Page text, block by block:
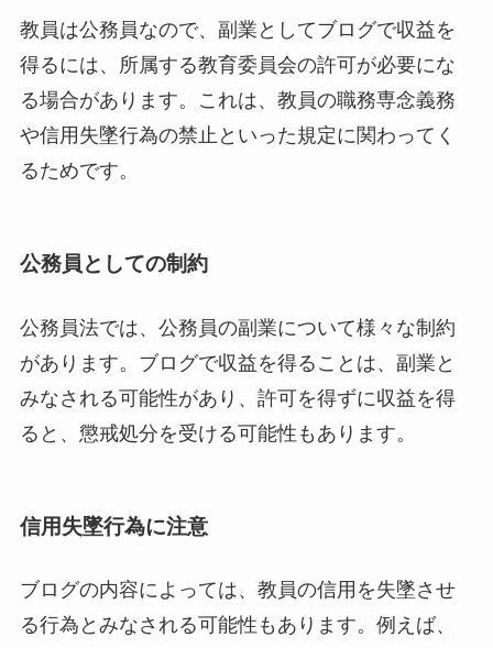
教員は公務員なので、副業としてブログで収益を
得るには、所属する教育委員会の許可が必要にな
る場合があります。これは、教員の職務専念義務
や信用失墜行為の禁止といった規定に関わってく
るためです。
公務員としての制約
公務員法では、公務員の副業について様々な制約
があります。ブログで収益を得ることは、副業と
みなされる可能性があり、許可を得ずに収益を得
ると、懲戒処分を受ける可能性もあります。
信用失墜行為に注意
ブログの内容によっては、教員の信用を失墜させ
る行為とみなされる可能性もあります。例えば、